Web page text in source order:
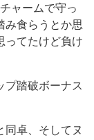
ャームで守っ
み食らうとか思
ってたけど負け
プ踏破ボーナス
同卓、そしてヌ